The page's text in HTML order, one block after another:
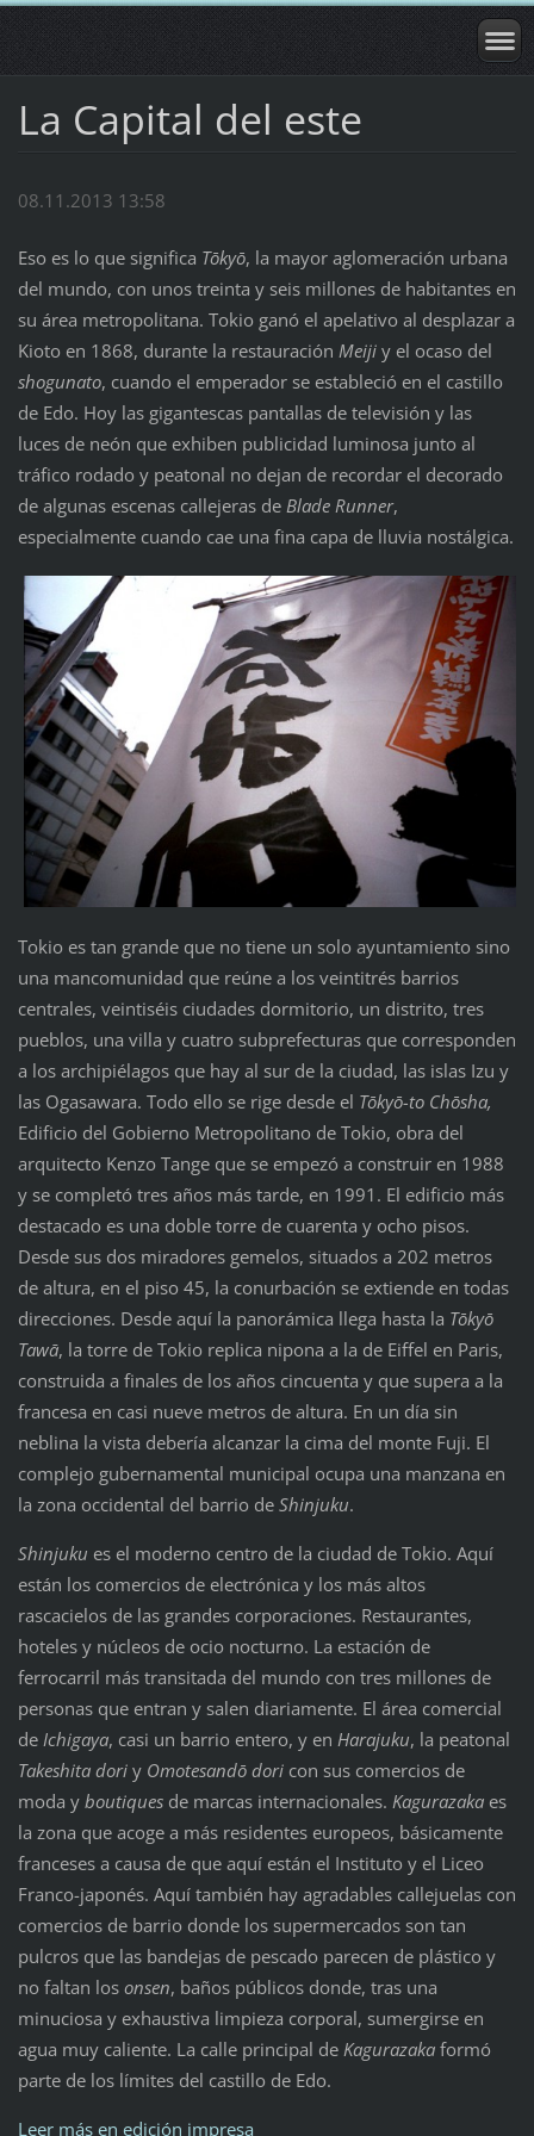
La Capital del este
08.11.2013 13:58
Eso es lo que significa Tōkyō, la mayor aglomeración urbana
del mundo, con unos treinta y seis millones de habitantes en
su área metropolitana. Tokio ganó el apelativo al desplazar a
Kioto en 1868, durante la restauración Meijiy el ocaso del
shogunato, cuando el emperador se estableció en el castillo
de Edo. Hoy las gigantescas pantallas de televisión y las
luces de neón que exhiben publicidad luminosa junto al
tráfico rodado y peatonal no dejan de recordar el decorado
de algunas escenas callejeras de Blade Runner,
especialmente cuando cae una fina capa de lluvia nostálgica.
Tokio es tan grande que no tiene un solo ayuntamiento sino
una mancomunidad que reúne a los veintitrés barrios
centrales, veintiséis ciudades dormitorio, un distrito, tres
pueblos, una villa y cuatro subprefecturas que corresponden
a los archipiélagos que hay al sur de la ciudad, las islas Izu y
las Ogasawara. Todo ello se rige desde el Tōkyō-to Chōsha,
Edificio del Gobierno Metropolitano de Tokio, obra del
arquitecto Kenzo Tange que se empezó a construir en 1988
y se completó tres años más tarde, en 1991. El edificio más
destacado es una doble torre de cuarenta y ocho pisos.
Desde sus dos miradores gemelos, situados a 202 metros
de altura, en el piso 45, la conurbación se extiende en todas
direcciones. Desde aquí la panorámica llega hasta la Tōkyō
Tawā, la torre de Tokio replica nipona a la de Eiffel en Paris,
construida a finales de los años cincuenta y que supera a la
francesa en casi nueve metros de altura. En un día sin
neblina la vista debería alcanzar la cima del monte Fuji. El
complejo gubernamental municipal ocupa una manzana en
la zona occidental del barrio de Shinjuku.
Shinjuku es el moderno centro de la ciudad de Tokio. Aquí
están los comercios de electrónica y los más altos
rascacielos de las grandes corporaciones. Restaurantes,
hoteles y núcleos de ocio nocturno. La estación de
ferrocarril más transitada del mundo con tres millones de
personas que entran y salen diariamente. El área comercial
de Ichigaya, casi un barrio entero, y en Harajuku, la peatonal
Takeshitadoriy Omotesandōdoricon sus comercios de
moda y boutiquesde marcas internacionales. Kagurazakaes
la zona que acoge a más residentes europeos, básicamente
franceses a causa de que aquí están el Instituto y el Liceo
Franco-japonés. Aquí también hay agradables callejuelas con
comercios de barrio donde los supermercados son tan
pulcros que las bandejas de pescado parecen de plástico y
no faltan los onsen, baños públicos donde, tras una
minuciosa y exhaustiva limpieza corporal, sumergirse en
agua muy caliente. La calle principal de Kagurazakaformó
parte de los límites del castillo de Edo.
Leer más en edición impresa